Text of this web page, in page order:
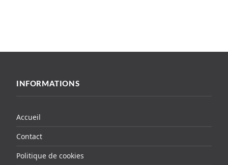
INFORMATIONS
Accueil
Contact
Politique de cookies